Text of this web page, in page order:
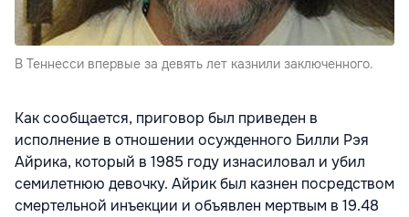
В Теннесси впервые за девять лет казнили заключенного.
Как сообщается, приговор был приведен в
исполнение в отношении осужденного Билли Рэя
Айрика, который в 1985 году изнасиловал и убил
семилетнюю девочку. Айрик был казнен посредством
смертельной инъекции и объявлен мертвым в 19.48